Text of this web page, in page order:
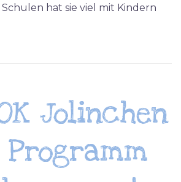
hat sie viel mit Kindern
Jolinchen